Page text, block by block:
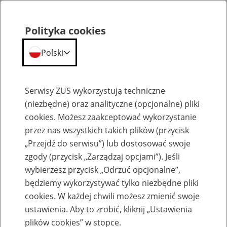
Emerytury
Baza zlikwidowanych lub
przekształconych zakładów pracy
Polityka cookies
Polski
Serwisy ZUS wykorzystują techniczne
(niezbędne) oraz analityczne (opcjonalne) pliki
cookies. Możesz zaakceptować wykorzystanie
przez nas wszystkich takich plików (przycisk
„Przejdź do serwisu”) lub dostosować swoje
zgody (przycisk „Zarządzaj opcjami”). Jeśli
wybierzesz przycisk „Odrzuć opcjonalne”,
będziemy wykorzystywać tylko niezbędne pliki
cookies. W każdej chwili możesz zmienić swoje
ustawienia. Aby to zrobić, kliknij „Ustawienia
plików cookies” w stopce.